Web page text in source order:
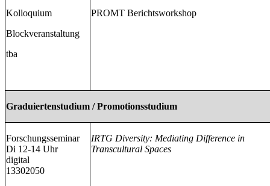
Kolloquium
Blockveranstaltung
tba
PROMT Berichtsworkshop
Graduiertenstudium / Promotionsstudium
Forschungsseminar
Di 12-14 Uhr
digital
13302050
IRTG Diversity: Mediating Difference in
Transcultural Spaces